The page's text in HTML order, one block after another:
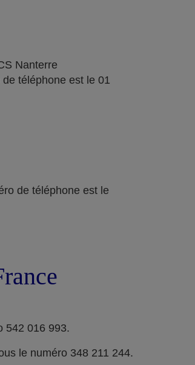
Nanterre
téléphone est le 01
de téléphone est le
542 016 993.
le numéro 348 211 244.